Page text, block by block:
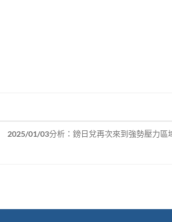
2025/01/03分析：鎊日兌再次來到強勢壓力區